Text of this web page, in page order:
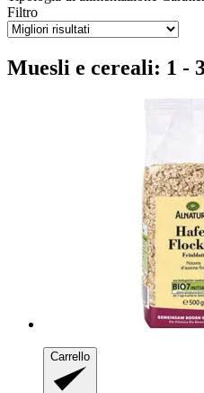
Filtro
Muesli e cereali: 1 -
Carrello